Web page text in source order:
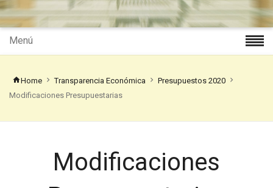
Menú
Home Transparencia Económica
Presupuestos 2020
Modificaciones Presupuestarias
Modificaciones